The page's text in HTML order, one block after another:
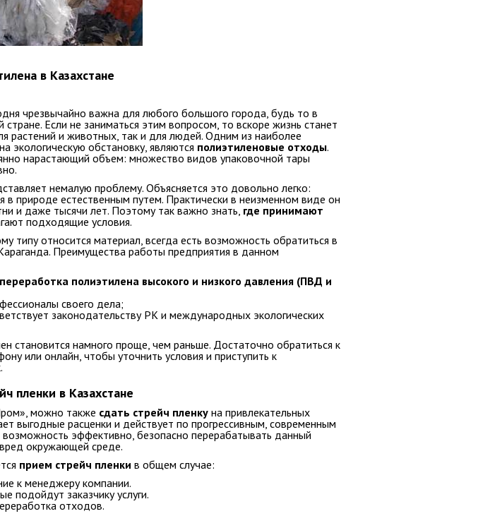
в Казахстане
чрезвычайно важна для любого большого города, будь то в
стране. Если не заниматься этим вопросом, то вскоре жизнь станет
растений и животных, так и для людей. Одним из наиболее
экологическую обстановку, являются полиэтиленовые отходы.
нарастающий объем: множество видов упаковочной тары
немалую проблему. Объясняется это довольно легко:
в природе естественным путем. Практически в неизменном виде он
и даже тысячи лет. Поэтому так важно знать, где принимают
подходящие условия.
типу относится материал, всегда есть возможность обратиться в
Преимущества работы предприятия в данном
полиэтилена высокого и низкого давления (ПВД и
своего дела;
законодательству РК и международных экологических
становится намного проще, чем раньше. Достаточно обратиться к
или онлайн, чтобы уточнить условия и приступить к
пленки в Казахстане
можно также сдать стрейч пленкуна привлекательных
выгодные расценки и действует по прогрессивным, современным
возможность эффективно, безопасно перерабатывать данный
окружающей среде.
прием стрейч пленки в общем случае:
к менеджеру компании.
подойдут заказчику услуги.
отходов.